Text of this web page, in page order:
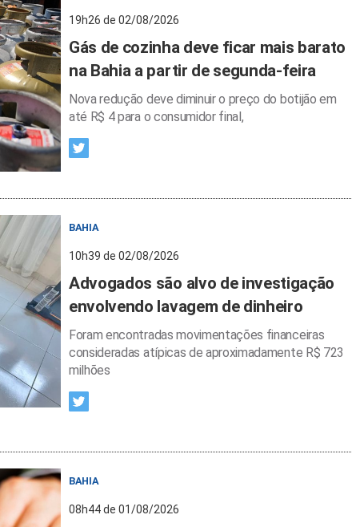
19h26 de 02/08/2026
Gás de cozinha deve ficar mais barato
na Bahia a partir de segunda-feira
Nova redução deve diminuir o preço do botijão em
até R$ 4 para o consumidor final,
BAHIA
10h39 de 02/08/2026
Advogados são alvo de investigação
envolvendo lavagem de dinheiro
Foram encontradas movimentações financeiras
consideradas atípicas de aproximadamente R$ 723
milhões
BAHIA
08h44 de 01/08/2026